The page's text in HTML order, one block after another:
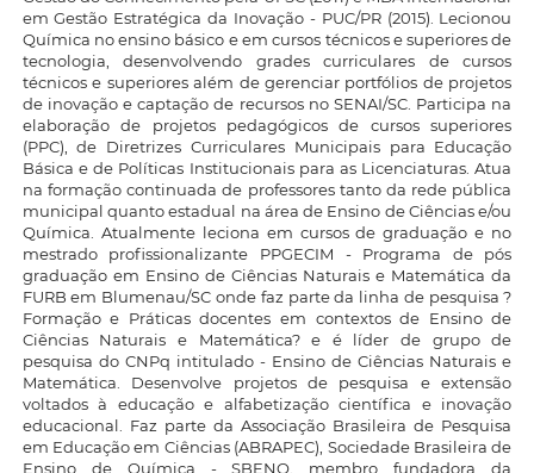
em Gestão Estratégica da Inovação - PUC/PR (2015). Lecionou
Química no ensino básico e em cursos técnicos e superiores de
tecnologia, desenvolvendo grades curriculares de cursos
técnicos e superiores além de gerenciar portfólios de projetos
de inovação e captação de recursos no SENAI/SC. Participa na
elaboração de projetos pedagógicos de cursos superiores
(PPC), de Diretrizes Curriculares Municipais para Educação
Básica e de Políticas Institucionais para as Licenciaturas. Atua
na formação continuada de professores tanto da rede pública
municipal quanto estadual na área de Ensino de Ciências e/ou
Química. Atualmente leciona em cursos de graduação e no
mestrado profissionalizante PPGECIM - Programa de pós
graduação em Ensino de Ciências Naturais e Matemática da
FURB em Blumenau/SC onde faz parte da linha de pesquisa ?
Formação e Práticas docentes em contextos de Ensino de
Ciências Naturais e Matemática? e é líder de grupo de
pesquisa do CNPq intitulado - Ensino de Ciências Naturais e
Matemática. Desenvolve projetos de pesquisa e extensão
voltados à educação e alfabetização científica e inovação
educacional. Faz parte da Associação Brasileira de Pesquisa
em Educação em Ciências (ABRAPEC), Sociedade Brasileira de
Ensino de Química - SBENQ, membro fundadora da